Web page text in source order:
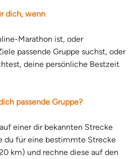
dich, wenn
Marathon ist, oder
passende Gruppe suchst, oder
deine persönliche Bestzeit
passende Gruppe?
einer dir bekannten Strecke
du für eine bestimmte Strecke
km) und rechne diese auf den